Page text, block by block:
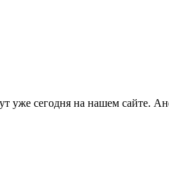
уже сегодня на нашем сайте.